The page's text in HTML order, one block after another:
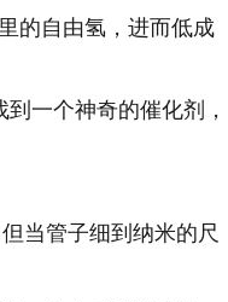
的自由氢，进而低成
一个神奇的催化剂，
当管子细到纳米的尺